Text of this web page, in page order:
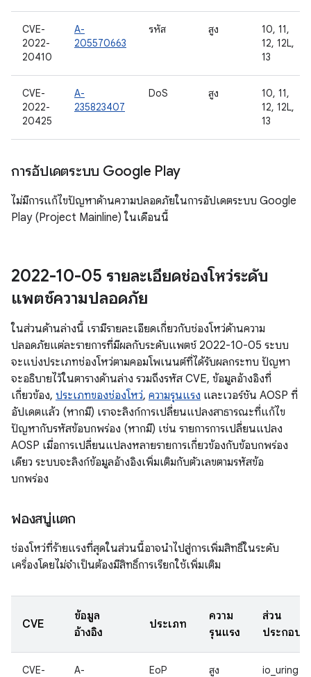
CVE-
2022-
20410
A-
205570663
รหัส สูง
10, 11,
12, 12L,
13
CVE-
2022-
20425
A-
235823407
DoS สูง
10, 11,
12, 12L,
13
การอัปเดตระบบ Google Play
ไม่มีการแก้ไขปัญหาด้านความปลอดภัยในการอัปเดตระบบ Google
Play (Project Mainline) ในเดือนนี้
2022-10-05 รายละเอียดช่องโหว่ระดับ
แพตช์ความปลอดภัย
ในส่วนด้านล่างนี้ เรามีรายละเอียดเกี่ยวกับช่องโหว่ด้านความ
ปลอดภัยแต่ละรายการที่มีผลกับระดับแพตช์ 2022-10-05 ระบบ
จะแบ่งประเภทช่องโหว่ตามคอมโพเนนต์ที่ได้รับผลกระทบ ปัญหา
จะอธิบายไว้ในตารางด้านล่าง รวมถึงรหัส CVE, ข้อมูลอ้างอิงที่
เกี่ยวข้อง, ประเภทของช่องโหว่, ความรุนแรง และเวอร์ชัน AOSP ที่
อัปเดตแล้ว (หากมี) เราจะลิงก์การเปลี่ยนแปลงสาธารณะที่แก้ไข
ปัญหากับรหัสข้อบกพร่อง (หากมี) เช่น รายการการเปลี่ยนแปลง
AOSP เมื่อการเปลี่ยนแปลงหลายรายการเกี่ยวข้องกับข้อบกพร่อง
เดียว ระบบจะลิงก์ข้อมูลอ้างอิงเพิ่มเติมกับตัวเลขตามรหัสข้อ
บกพร่อง
ฟองสบู่แตก
ช่องโหว่ที่ร้ายแรงที่สุดในส่วนนี้อาจนำไปสู่การเพิ่มสิทธิ์ในระดับ
เครื่องโดยไม่จำเป็นต้องมีสิทธิ์การเรียกใช้เพิ่มเติม
CVE
ข้อมูล
อ้างอิง
ประเภท
ความ
รุนแรง
ส่วน
ประกอบ
CVE-
A-
EoP สูง io_uring